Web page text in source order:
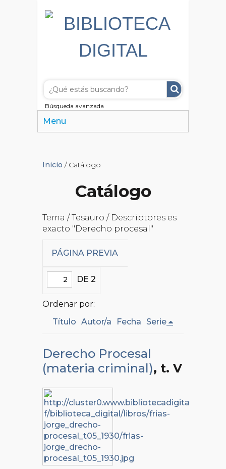
Búsqueda avanzada
Menu
Inicio / Catálogo
Catálogo
Tema / Tesauro / Descriptores es
exacto "Derecho procesal"
PÁGINA PREVIA
DE 2
Ordenar por:
Título Autor/a Fecha Serie
Derecho Procesal
(materia criminal), t. V